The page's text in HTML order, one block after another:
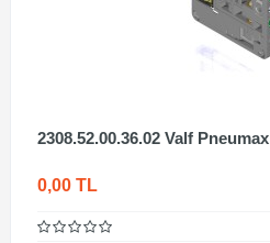
2308.52.00.36.02 Valf Pneumax
0,00 TL